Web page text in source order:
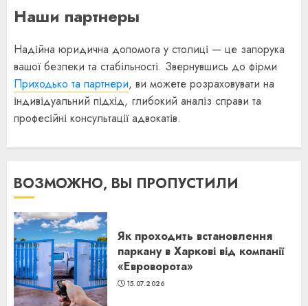
Наши партнеры
Надійна юридична допомога у столиці — це запорука
вашої безпеки та стабільності. Звернувшись до фірми
Приходько та партнери, ви можете розраховувати на
індивідуальний підхід, глибокий аналіз справи та
професійні консультації адвокатів.
ВОЗМОЖНО, ВЫ ПРОПУСТИЛИ
Як проходить встановлення
паркану в Харкові від компанії
«Евроворота»
15.07.2026